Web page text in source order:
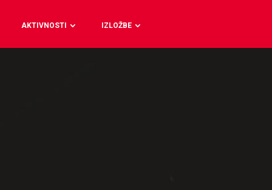
AKTIVNOSTI IZLOŽBE